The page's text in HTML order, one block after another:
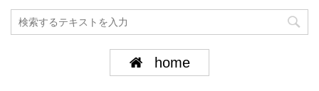
home